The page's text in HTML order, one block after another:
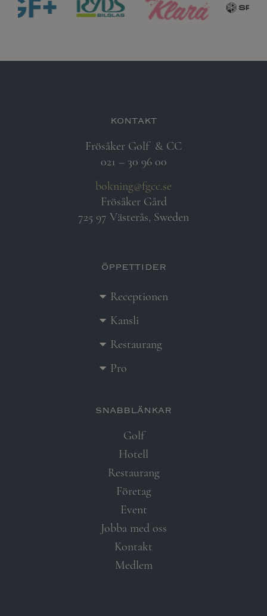
kontakt
Frösåker Golf & CC
021 – 30 96 00
bokning@fgcc.se
Frösåker Gård
725 97 Västerås, Sweden
öppettider
Receptionen
Kansli
Restaurang
Pro
snabblänkar​
Golf
Hotell
Restaurang
Företag
Event
Jobba med oss
Kontakt
Medlem